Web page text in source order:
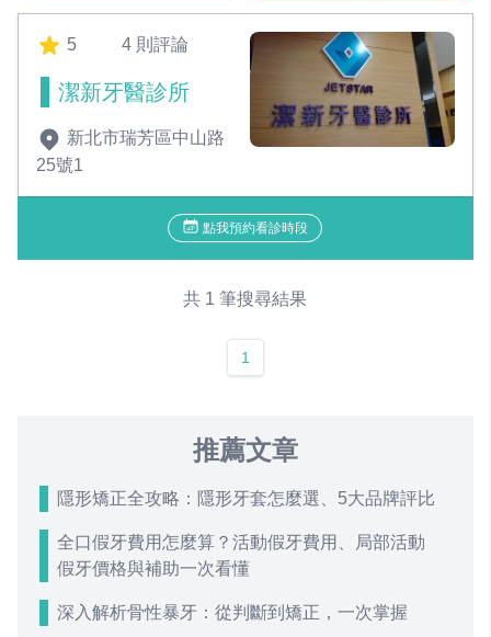
5 4 則評論
潔新牙醫診所
新北市瑞芳區中山路
25號1
點我預約看診時段
共 1 筆搜尋結果
1
推薦文章
隱形矯正全攻略：隱形牙套怎麼選、5大品牌評比
全口假牙費用怎麼算？活動假牙費用、局部活動
假牙價格與補助一次看懂
深入解析骨性暴牙：從判斷到矯正，一次掌握